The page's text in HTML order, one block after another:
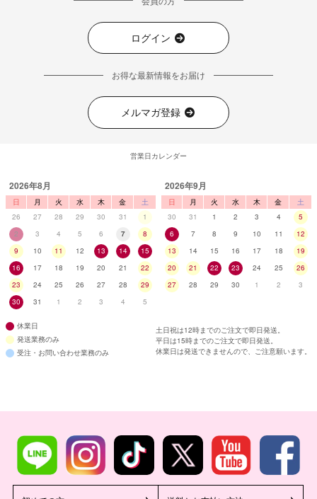
ログイン
お得な最新情報をお届け
メルマガ登録
営業日カレンダー
2026年8月
日 月 火 水 木 金
土
26
27 28 29 30 31
1
2
3 4 5 6 7
8
9
10 11 12 13 14
15
16
17 18 19 20 21
22
23
24 25 26 27 28
29
30
31 1 2 3 4 5
2026年9月
日 月 火 水 木 金
土
30
31 1 2 3 4
5
6
7 8 9 10 11
12
13
14 15 16 17 18
19
20
21 22 23 24 25
26
27
28 29 30 1 2 3
休業日
発送業務のみ
受注・お問い合わせ業務のみ
土日祝は12時までのご注文で即日発送。
平日は15時までのご注文で即日発送。
休業日は発送できませんので、ご注意願います。